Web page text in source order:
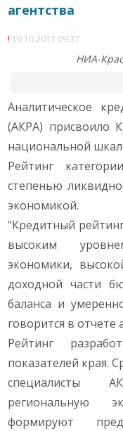
агентства
10.10.2017 09:37
НИА-
Аналитическое
(АКРА) присвоило
национальной
Рейтинг
степенью
экономикой.
"Кредитный
высоким
экономики,
доходной части
баланса и
говорится в отчете
Рейтинг
показателей края.
специалисты
региональную
формируют